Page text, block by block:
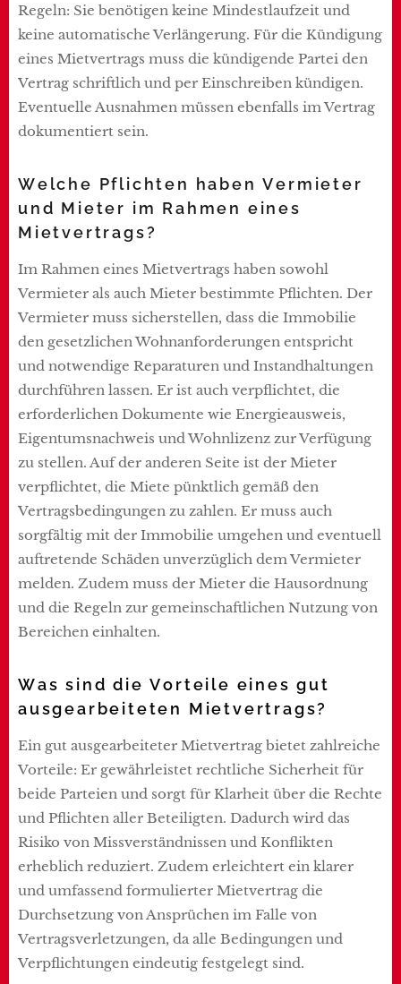
Regeln: Sie benötigen keine Mindestlaufzeit und
keine automatische Verlängerung. Für die Kündigung
eines Mietvertrags muss die kündigende Partei den
Vertrag schriftlich und per Einschreiben kündigen.
Eventuelle Ausnahmen müssen ebenfalls im Vertrag
dokumentiert sein.
Welche Pflichten haben Vermieter
und Mieter im Rahmen eines
Mietvertrags?
Im Rahmen eines Mietvertrags haben sowohl
Vermieter als auch Mieter bestimmte Pflichten. Der
Vermieter muss sicherstellen, dass die Immobilie
den gesetzlichen Wohnanforderungen entspricht
und notwendige Reparaturen und Instandhaltungen
durchführen lassen. Er ist auch verpflichtet, die
erforderlichen Dokumente wie Energieausweis,
Eigentumsnachweis und Wohnlizenz zur Verfügung
zu stellen. Auf der anderen Seite ist der Mieter
verpflichtet, die Miete pünktlich gemäß den
Vertragsbedingungen zu zahlen. Er muss auch
sorgfältig mit der Immobilie umgehen und eventuell
auftretende Schäden unverzüglich dem Vermieter
melden. Zudem muss der Mieter die Hausordnung
und die Regeln zur gemeinschaftlichen Nutzung von
Bereichen einhalten.
Was sind die Vorteile eines gut
ausgearbeiteten Mietvertrags?
Ein gut ausgearbeiteter Mietvertrag bietet zahlreiche
Vorteile: Er gewährleistet rechtliche Sicherheit für
beide Parteien und sorgt für Klarheit über die Rechte
und Pflichten aller Beteiligten. Dadurch wird das
Risiko von Missverständnissen und Konflikten
erheblich reduziert. Zudem erleichtert ein klarer
und umfassend formulierter Mietvertrag die
Durchsetzung von Ansprüchen im Falle von
Vertragsverletzungen, da alle Bedingungen und
Verpflichtungen eindeutig festgelegt sind.